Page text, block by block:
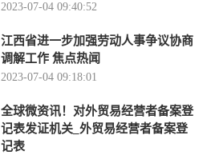
2023-07-04 09:40:52
江西省进一步加强劳动人事争议协商
调解工作 焦点热闻
2023-07-04 09:18:01
全球微资讯！对外贸易经营者备案登
记表发证机关_外贸易经营者备案登
记表